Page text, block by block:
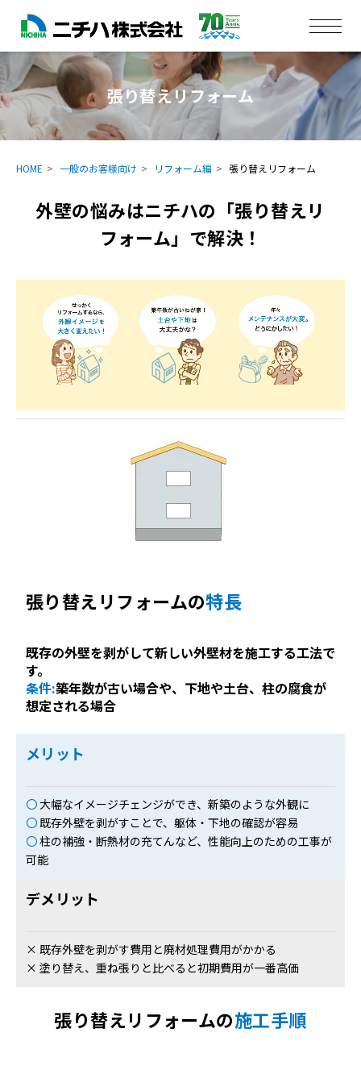
張り替えリフォーム
HOME 一般のお客様向け リフォーム編 張り替えリフォーム
外壁の悩みはニチハの「張り替えリ
フォーム」で解決！
張り替えリフォームの特長
既存の外壁を剥がして新しい外壁材を施工する工法で
す。
条件:築年数が古い場合や、下地や土台、柱の腐食が
想定される場合
メリット
〇大幅なイメージチェンジができ、新築のような外観に
〇既存外壁を剥がすことで、躯体・下地の確認が容易
〇柱の補強・断熱材の充てんなど、性能向上のための工事が
可能
デメリット
× 既存外壁を剥がす費用と廃材処理費用がかかる
× 塗り替え、重ね張りと比べると初期費用が一番高価
張り替えリフォームの施工手順